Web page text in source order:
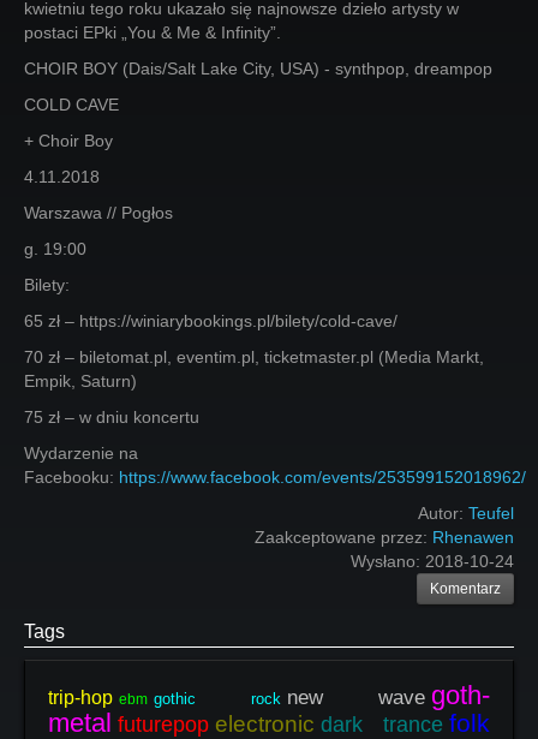
kwietniu tego roku ukazało się najnowsze dzieło artysty w
postaci EPki „You & Me & Infinity”.
CHOIR BOY (Dais/Salt Lake City, USA) - synthpop, dreampop
COLD CAVE
+ Choir Boy
4.11.2018
Warszawa // Pogłos
g. 19:00
Bilety:
65 zł – https://winiarybookings.pl/bilety/cold-cave/
70 zł – biletomat.pl, eventim.pl, ticketmaster.pl (Media Markt,
Empik, Saturn)
75 zł – w dniu koncertu
Wydarzenie na
Facebooku: https://www.facebook.com/events/253599152018962/
Autor: Teufel
Zaakceptowane przez: Rhenawen
Wysłano: 2018-10-24
Komentarz
Tags
trip-hop ebm gothic rock new wave goth-
metal futurepop electronic dark trance folk